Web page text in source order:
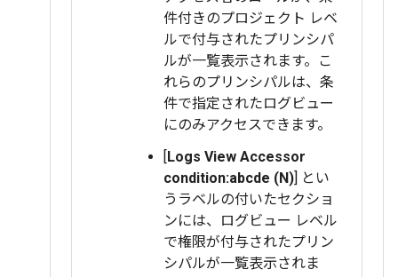
件付きのプロジェクト レベ
ルで付与されたプリンシパ
ルが一覧表示されます。こ
れらのプリンシパルは、条
件で指定されたログビュー
にのみアクセスできます。
[Logs View Accessor
condition:abcde (N)] とい
うラベルの付いたセクショ
ンには、ログビュー レベル
で権限が付与されたプリン
シパルが一覧表示されま